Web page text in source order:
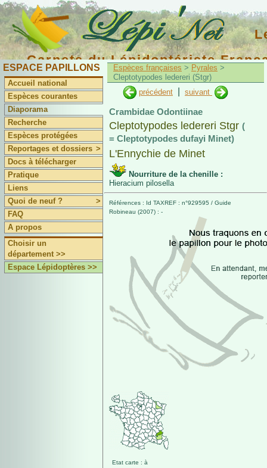
Carnets du Lépidoptériste
ESPACE PAPILLONS
Accueil national
Espèces courantes
Diaporama
Recherche
Espèces protégées
Reportages et dossiers >
Docs à télécharger
Pratique
Liens
Quoi de neuf ?
>
FAQ
A propos
Choisir un
département >>
Espace Lépidoptères >>
Espèces françaises > Pyrales >
Cleptotypodes ledereri (Stgr)
précédent
suivant
Crambidae Odontiinae
Cleptotypodes ledereri Stgr (
= Cleptotypodes dufayi Minet)
L'Ennychie de Minet
Nourriture de la chenille :
Hieracium pilosella
Références : Id TAXREF : n°929595 / Guide
Robineau (2007) : -
Etat carte : à